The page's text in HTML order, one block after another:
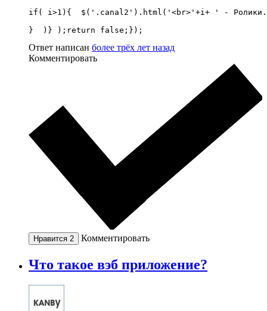
if( i>1){  $('.canal2').html('<br>'+i+ ' -
}  )} );return false;});
Ответ написан более трёх лет назад
Комментировать
Нравится 2 Комментировать
Что такое вэб приложение?